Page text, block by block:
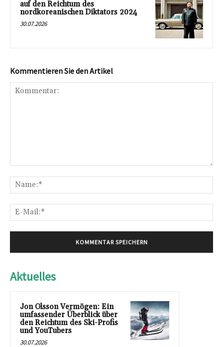
auf den Reichtum des
nordkoreanischen Diktators 2024
30.07.2026
Kommentieren Sie den Artikel
Aktuelles
Jon Olsson Vermögen: Ein
umfassender Überblick über
den Reichtum des Ski-Profis
und YouTubers
30.07.2026